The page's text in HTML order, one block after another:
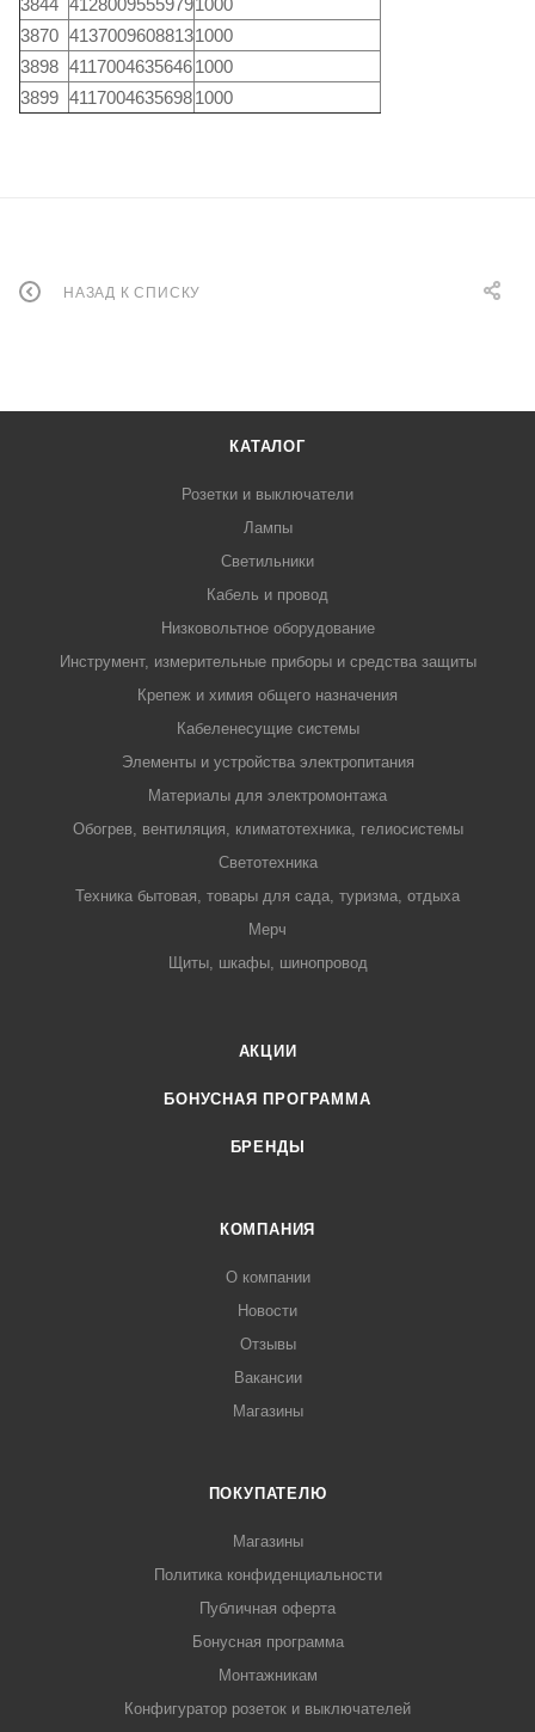
3844 41280095559791000
3870 41370096088131000
3898 41170046356461000
3899 41170046356981000
НАЗАД К СПИСКУ
КАТАЛОГ
Розетки и выключатели
Лампы
Светильники
Кабель и провод
Низковольтное оборудование
Инструмент, измерительные приборы и средства защиты
Крепеж и химия общего назначения
Кабеленесущие системы
Элементы и устройства электропитания
Материалы для электромонтажа
Обогрев, вентиляция, климатотехника, гелиосистемы
Светотехника
Техника бытовая, товары для сада, туризма, отдыха
Мерч
Щиты, шкафы, шинопровод
АКЦИИ
БОНУСНАЯ ПРОГРАММА
БРЕНДЫ
КОМПАНИЯ
О компании
Новости
Отзывы
Вакансии
Магазины
ПОКУПАТЕЛЮ
Магазины
Политика конфиденциальности
Публичная оферта
Бонусная программа
Монтажникам
Конфигуратор розеток и выключателей